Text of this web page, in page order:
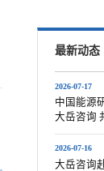
最新动态
2026-07-17
中国能源
大岳咨询
2026-07-16
大岳咨询